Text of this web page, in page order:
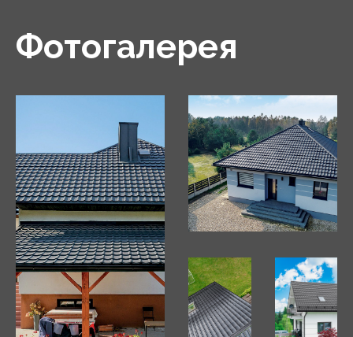
Фотогалерея